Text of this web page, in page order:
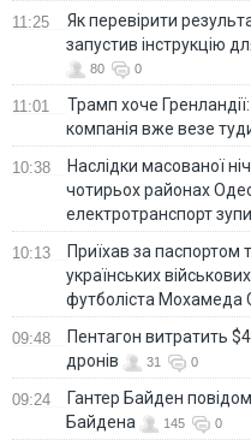
11:25
Як перевірити
запустив інструкцію
80 0
11:01
Трамп хоче
компанія вже везе
10:38
Наслідки масованої
чотирьох районах
електротранспорт
10:13
Приїхав за паспортом
українських
футболіста Мохамеда
09:48
Пентагон витратить
дронів
31 0
09:24
Гантер Байден
Байдена
145 0